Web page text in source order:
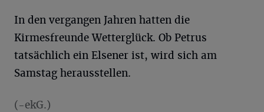
In den vergangen Jahren hatten die
Kirmesfreunde Wetterglück. Ob Petrus
tatsächlich ein Elsener ist, wird sich am
Samstag herausstellen.
(-ekG.)